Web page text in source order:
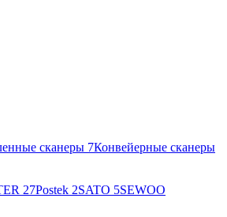
сканеры 7Конвейерные сканеры
27Postek 2SATO 5SEWOO